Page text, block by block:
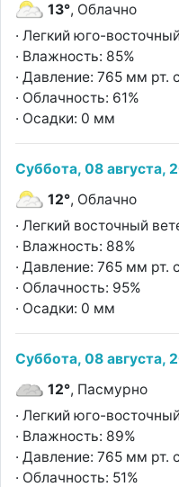
13°, Облачно
· Легкий юго-
· Влажность: 85%
· Давление: 765 мм рт.
· Облачность: 61%
· Осадки: 0 мм
Суббота, 08 августа,
12°, Облачно
· Легкий восточный
· Влажность: 88%
· Давление: 765 мм рт.
· Облачность: 95%
· Осадки: 0 мм
Суббота, 08 августа,
12°, Пасмурно
· Легкий юго-
· Влажность: 89%
· Давление: 765 мм рт.
· Облачность: 51%